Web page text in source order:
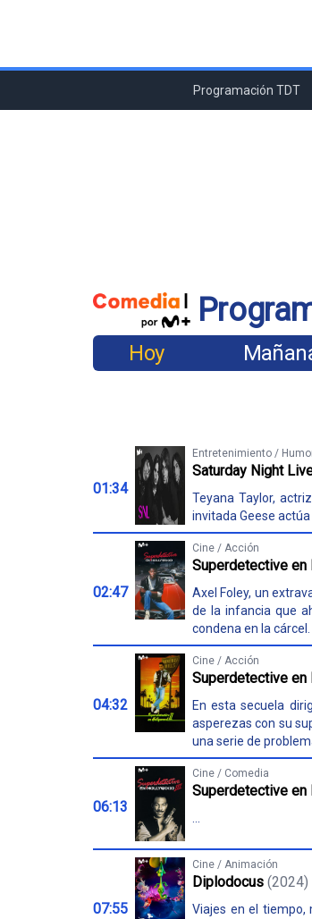
Programación TDT
Hoy
01:34
Entretenimiento /
Saturday Night
Teyana Taylor,
invitada Geese
02:47
Cine / Acción
Superdetective en
Axel Foley, un
de la infancia que
condena en la cárcel.
04:32
Cine / Acción
Superdetective en
En esta secuela
asperezas con su
una serie de
06:13
Cine / Comedia
Superdetective
07:55
Cine / Animación
Diplodocus (2024)
Viajes en el tiempo,